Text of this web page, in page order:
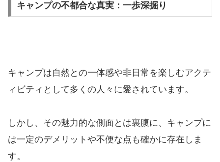
キャンプの不都合な真実：一歩深掘り
キャンプは自然との一体感や非日常を楽しむアクテ
ィビティとして多くの人々に愛されています。
しかし、その魅力的な側面とは裏腹に、キャンプに
は一定のデメリットや不便な点も確かに存在しま
す。